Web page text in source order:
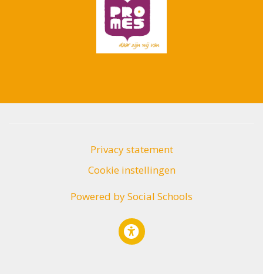
Privacy statement
Cookie instellingen
Powered bySocial Schools